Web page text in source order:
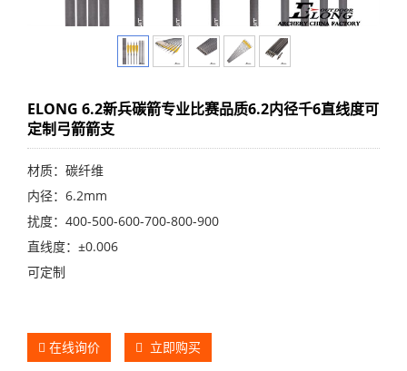
ELONG 6.2新兵碳箭专业比赛品质6.2内径千6直线度可
定制弓箭箭支
材质：碳纤维
内径：6.2mm
扰度：400-500-600-700-800-900
直线度：±0.006
可定制
在线询价 立即购买